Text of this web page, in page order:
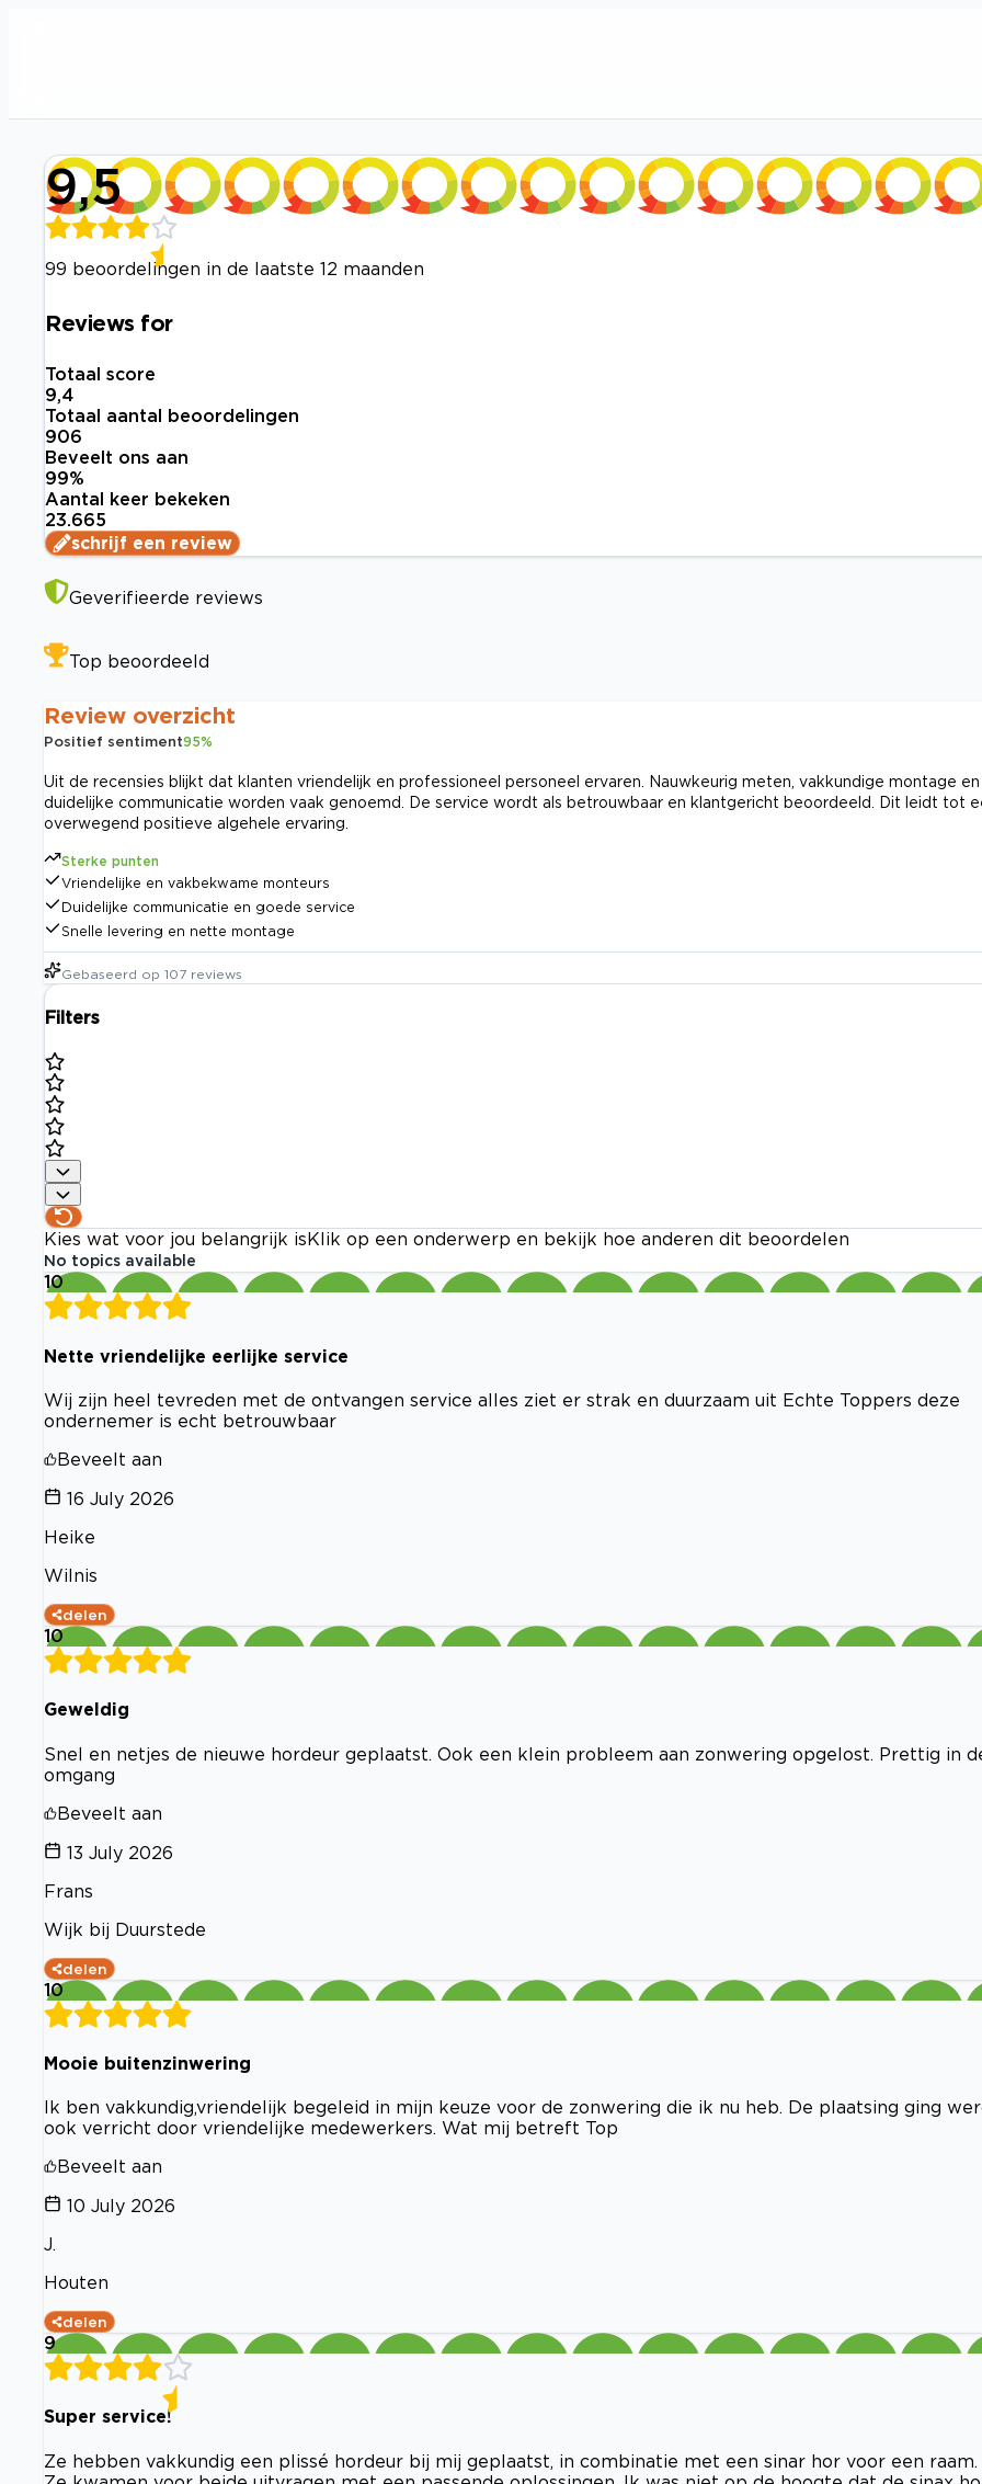
9,5
99 beoordelingen in de laatste 12 maanden
Reviews for
Totaal score
9,4
Totaal aantal beoordelingen
906
Beveelt ons aan
99%
Aantal keer bekeken
23.665
schrijf een review
Geverifieerde reviews
Top beoordeeld
Review overzicht
Positief sentiment95%
Uit de recensies blijkt dat klanten vriendelijk en professioneel personeel ervaren. Nauwkeurig meten, vakkundige montage en
duidelijke communicatie worden vaak genoemd. De service wordt als betrouwbaar en klantgericht beoordeeld. Dit leidt tot
overwegend positieve algehele ervaring.
Sterke punten
Vriendelijke en vakbekwame monteurs
Duidelijke communicatie en goede service
Snelle levering en nette montage
Gebaseerd op 107 reviews
Filters
Kies wat voor jou belangrijk is Klik op een onderwerp en bekijk hoe anderen dit beoordelen
No topics available
10
Nette vriendelijke eerlijke service
Wij zijn heel tevreden met de ontvangen service alles ziet er strak en duurzaam uit Echte Toppers deze
ondernemer is echt betrouwbaar
Beveelt aan
16 July 2026
Heike
Wilnis
delen
10
Geweldig
Snel en netjes de nieuwe hordeur geplaatst. Ook een klein probleem aan zonwering opgelost. Prettig in
omgang
Beveelt aan
13 July 2026
Frans
Wijk bij Duurstede
delen
10
Mooie buitenzinwering
Ik ben vakkundig,vriendelijk begeleid in mijn keuze voor de zonwering die ik nu heb. De plaatsing ging
ook verricht door vriendelijke medewerkers. Wat mij betreft Top
Beveelt aan
10 July 2026
J.
Houten
delen
9
Super service!
Ze hebben vakkundig een plissé hordeur bij mij geplaatst, in combinatie met een sinar hor voor een raam.